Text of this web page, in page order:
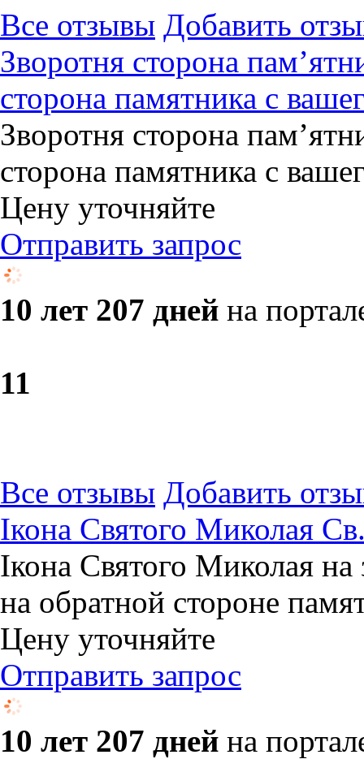
Все отзывы Добавить
Зворотня сторона
сторона памятника с
Зворотня сторона
сторона памятника с
Цену уточняйте
Отправить запрос
10 лет 207 дней на
11
Все отзывы Добавить
Ікона Святого Миколая
Ікона Святого Миколая
на обратной стороне
Цену уточняйте
Отправить запрос
10 лет 207 дней на